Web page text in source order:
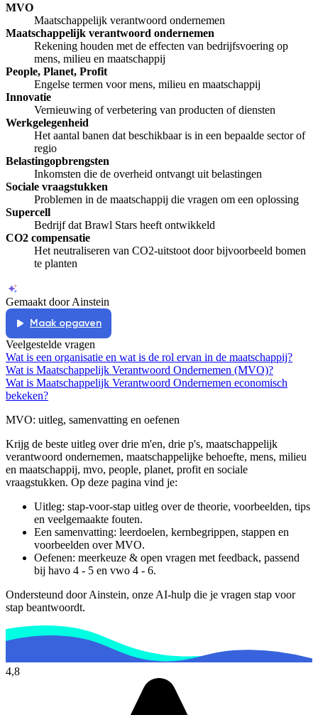
MVO
Maatschappelijk verantwoord ondernemen
Maatschappelijk verantwoord ondernemen
Rekening houden met de effecten van bedrijfsvoering op
mens, milieu en maatschappij
People, Planet, Profit
Engelse termen voor mens, milieu en maatschappij
Innovatie
Vernieuwing of verbetering van producten of diensten
Werkgelegenheid
Het aantal banen dat beschikbaar is in een bepaalde sector of
regio
Belastingopbrengsten
Inkomsten die de overheid ontvangt uit belastingen
Sociale vraagstukken
Problemen in de maatschappij die vragen om een oplossing
Supercell
Bedrijf dat Brawl Stars heeft ontwikkeld
CO2 compensatie
Het neutraliseren van CO2-uitstoot door bijvoorbeeld bomen
te planten
Gemaakt door Ainstein
Maak opgaven
Veelgestelde vragen
Wat is een organisatie en wat is de rol ervan in de maatschappij?
Wat is Maatschappelijk Verantwoord Ondernemen (MVO)?
Wat is Maatschappelijk Verantwoord Ondernemen economisch
bekeken?
MVO: uitleg, samenvatting en oefenen
Krijg de beste uitleg over drie m'en, drie p's, maatschappelijk
verantwoord ondernemen, maatschappelijke behoefte, mens, milieu
en maatschappij, mvo, people, planet, profit en sociale
vraagstukken. Op deze pagina vind je:
Uitleg: stap-voor-stap uitleg over de theorie, voorbeelden, tips
en veelgemaakte fouten.
Een samenvatting: leerdoelen, kernbegrippen, stappen en
voorbeelden overMVO.
Oefenen: meerkeuze & open vragen met feedback, passend
bij havo 4 - 5 en vwo 4 - 6.
Ondersteund door Ainstein, onze AI-hulp die je vragen stap voor
stap beantwoordt.
4,8